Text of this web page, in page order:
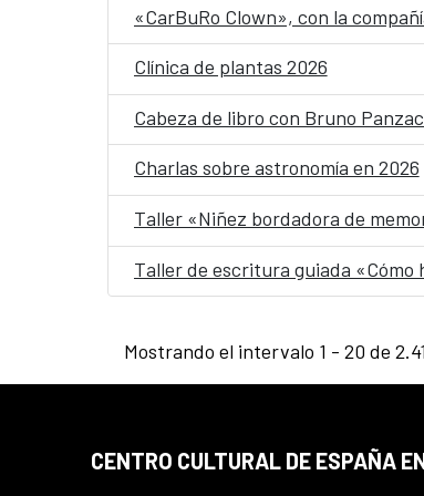
«CarBuRo Clown», con la
Clínica de plantas 2026
Cabeza de libro con Bruno
Charlas sobre astronomía en 2026
Taller «Niñez bordadora de
Taller de escritura guiada
Mostrando el intervalo 1 - 20 de
CENTRO CULTURAL DE ESPAÑA